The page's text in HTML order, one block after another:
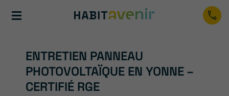
ENTRETIEN PANNEAU
PHOTOVOLTAÏQUE EN YONNE –
CERTIFIÉ RGE